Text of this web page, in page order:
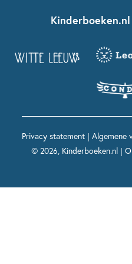
Kinderboeken diversiteit
Grappige kinderboeken
Spannende kinderboeken
Boekentips 12+ jaar
Voor volwassenen
Spekkie en Sproet
Maxi & Helium
Voor het onderwijs
Privacy statement| Algemene
© 2026, Kinderboeken.nl |